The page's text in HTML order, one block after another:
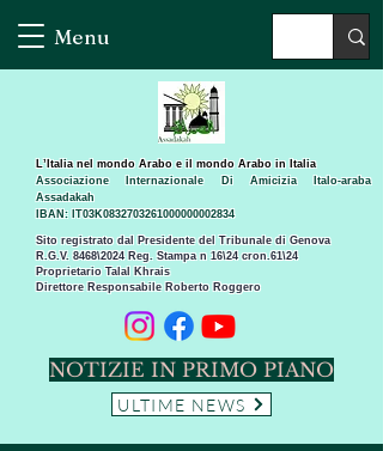
Menu
Sito registrato dal Presidente del Tribunale di Genova
R.G.V. 8468\2024 Reg. Stampa n 16\24 cron.61\24 ​
Proprietario Talal Khrais
Direttore Responsabile Roberto Roggero
L’Italia nel mondo Arabo e il mondo Arabo in Italia
Associazione Internazionale Di Amicizia Italo-araba
Assadakah
IBAN: IT03K0832703261000000002834
NOTIZIE IN PRIMO PIANO
ULTIME NEWS